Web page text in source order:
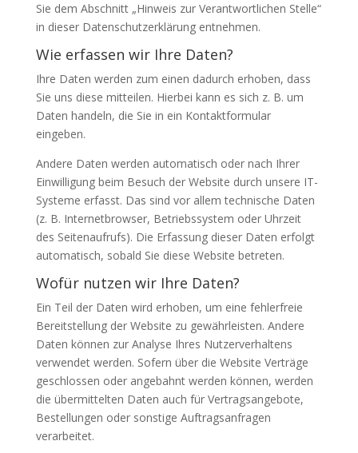
Sie dem Abschnitt „Hinweis zur Verantwortlichen Stelle“
in dieser Datenschutzerklärung entnehmen.
Wie erfassen wir Ihre Daten?
Ihre Daten werden zum einen dadurch erhoben, dass
Sie uns diese mitteilen. Hierbei kann es sich z. B. um
Daten handeln, die Sie in ein Kontaktformular
eingeben.
Andere Daten werden automatisch oder nach Ihrer
Einwilligung beim Besuch der Website durch unsere IT-
Systeme erfasst. Das sind vor allem technische Daten
(z. B. Internetbrowser, Betriebssystem oder Uhrzeit
des Seitenaufrufs). Die Erfassung dieser Daten erfolgt
automatisch, sobald Sie diese Website betreten.
Wofür nutzen wir Ihre Daten?
Ein Teil der Daten wird erhoben, um eine fehlerfreie
Bereitstellung der Website zu gewährleisten. Andere
Daten können zur Analyse Ihres Nutzerverhaltens
verwendet werden. Sofern über die Website Verträge
geschlossen oder angebahnt werden können, werden
die übermittelten Daten auch für Vertragsangebote,
Bestellungen oder sonstige Auftragsanfragen
verarbeitet.